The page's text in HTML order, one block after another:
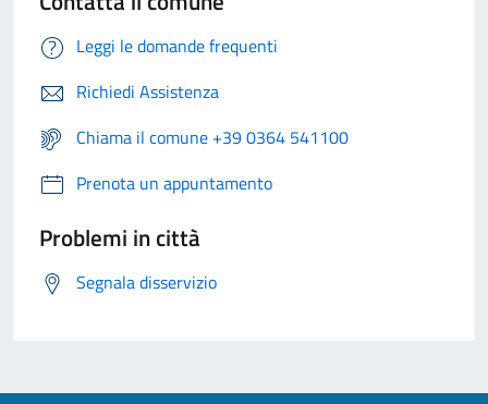
Leggi le domande frequenti
Richiedi Assistenza
Chiama il comune +39 0364 541100
Prenota un appuntamento
Problemi in città
Segnala disservizio